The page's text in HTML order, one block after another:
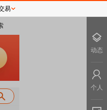
易
动态
个人